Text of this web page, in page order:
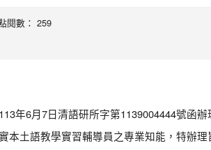
閱數： 259
年6月7日清語研所字第1139004444號函辦
本土語教學實習輔導員之專業知能，特辦